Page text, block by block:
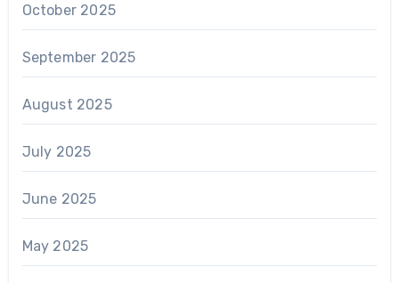
October 2025
September 2025
August 2025
July 2025
June 2025
May 2025